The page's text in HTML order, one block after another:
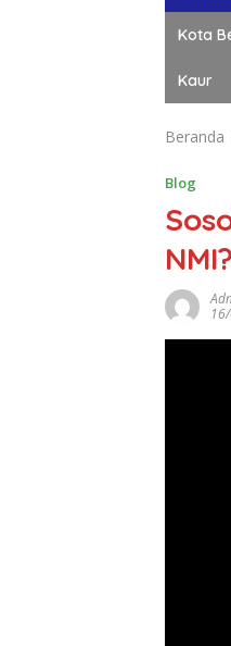
Kota
Kaur
Beranda
Blog
NMI?